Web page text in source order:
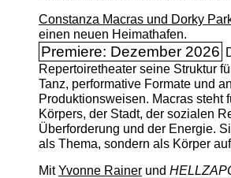
Constanza Macras und Dorky
einen neuen Heimathafen.
Premiere: Dezember 2026
Repertoiretheater seine Struktur
Tanz, performative Formate und
Produktionsweisen. Macras steht
Körpers, der Stadt, der sozialen
Überforderung und der Energie.
als Thema, sondern als Körper
MitYvonne Rainerund